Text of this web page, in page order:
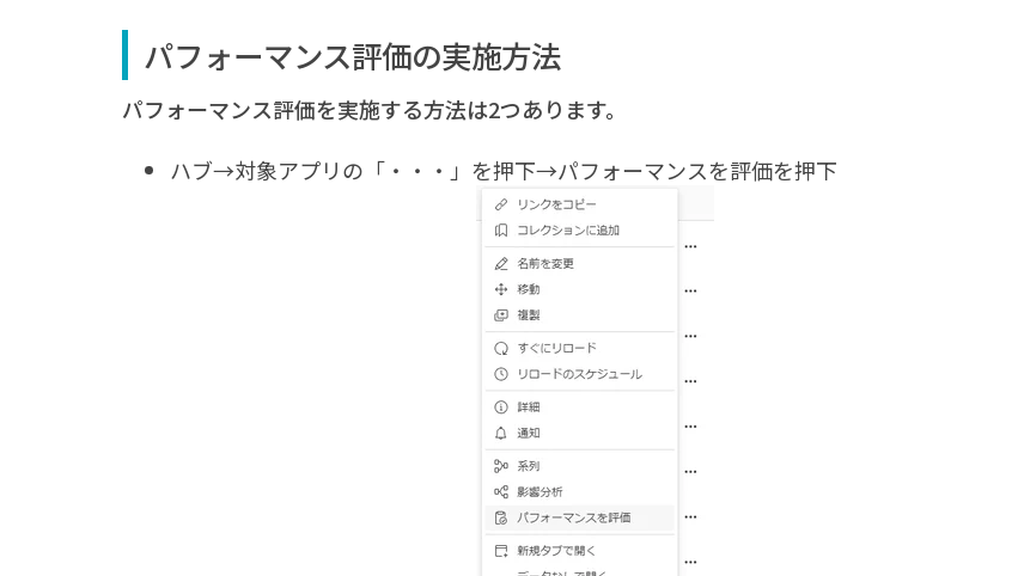
パフォーマンス評価の実施方法
パフォーマンス評価を実施する方法は2つあります。
ハブ→対象アプリの「・・・」を押下→パフォーマンスを評価を押下